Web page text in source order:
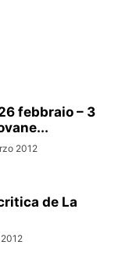
febbraio – 3
2012
de La